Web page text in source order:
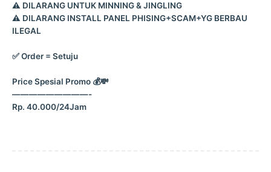
⚠️ DILARANG UNTUK MINNING & JINGLING
⚠️ DILARANG INSTALL PANEL PHISING+SCAM+YG BERBAU
ILEGAL
✅ Order = Setuju
Price Spesial Promo 💰💸
—————————-
Rp. 40.000/24Jam